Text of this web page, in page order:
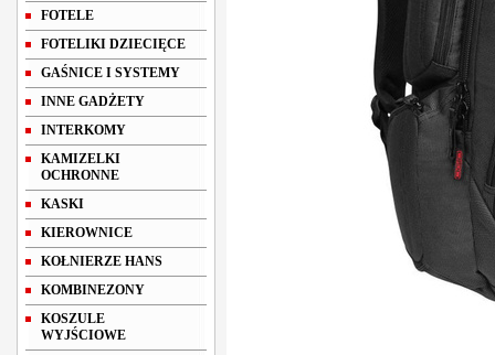
FOTELE
FOTELIKI DZIECIĘCE
GAŚNICE I SYSTEMY
INNE GADŻETY
INTERKOMY
KAMIZELKI
OCHRONNE
KASKI
KIEROWNICE
KOŁNIERZE HANS
KOMBINEZONY
KOSZULE
WYJŚCIOWE